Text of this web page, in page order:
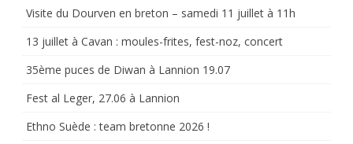
Visite du Dourven en breton – samedi 11 juillet à 11h
13 juillet à Cavan : moules-frites, fest-noz, concert
35ème puces de Diwan à Lannion 19.07
Fest al Leger, 27.06 à Lannion
Ethno Suède : team bretonne 2026 !